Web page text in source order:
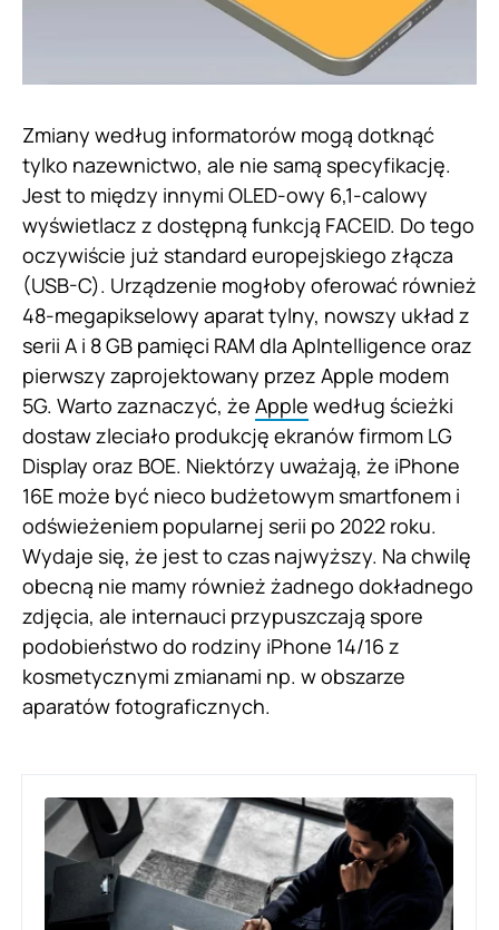
Zmiany według informatorów mogą dotknąć
tylko nazewnictwo, ale nie samą specyfikację.
Jest to między innymi OLED-owy 6,1-calowy
wyświetlacz z dostępną funkcją FACEID. Do tego
oczywiście już standard europejskiego złącza
(USB-C). Urządzenie mogłoby oferować również
48-megapikselowy aparat tylny, nowszy układ z
serii A i 8 GB pamięci RAM dla ApIntelligence oraz
pierwszy zaprojektowany przez Apple modem
5G. Warto zaznaczyć, że Apple według ścieżki
dostaw zleciało produkcję ekranów firmom LG
Display oraz BOE. Niektórzy uważają, że iPhone
16E może być nieco budżetowym smartfonem i
odświeżeniem popularnej serii po 2022 roku.
Wydaje się, że jest to czas najwyższy. Na chwilę
obecną nie mamy również żadnego dokładnego
zdjęcia, ale internauci przypuszczają spore
podobieństwo do rodziny iPhone 14/16 z
kosmetycznymi zmianami np. w obszarze
aparatów fotograficznych.